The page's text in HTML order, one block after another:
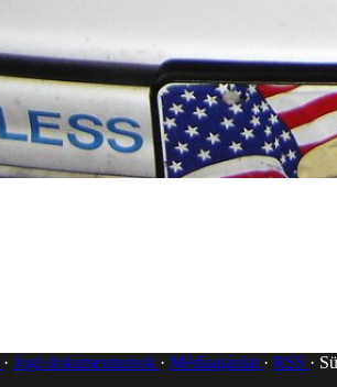
Jogi dokumentumok Médiaajánlat RSS